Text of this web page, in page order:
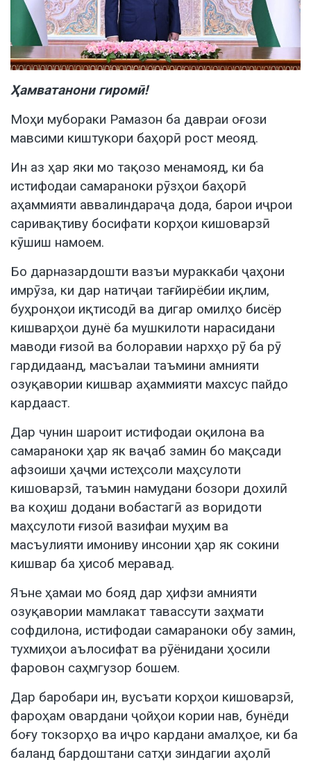
Ҳамватанони гиромӣ!
Моҳи мубораки Рамазон ба давраи оғози
мавсими киштукори баҳорӣ рост меояд.
Ин аз ҳар яки мо тақозо менамояд, ки ба
истифодаи самараноки рӯзҳои баҳорӣ
аҳаммияти аввалиндараҷа дода, барои иҷрои
саривақтиву босифати корҳои кишоварзӣ
кӯшиш намоем.
Бо дарназардошти вазъи мураккаби ҷаҳони
имрӯза, ки дар натиҷаи тағйирёбии иқлим,
буҳронҳои иқтисодӣ ва дигар омилҳо бисёр
кишварҳои дунё ба мушкилоти нарасидани
маводи ғизоӣ ва болоравии нархҳо рӯ ба рӯ
гардидаанд, масъалаи таъмини амнияти
озуқавории кишвар аҳаммияти махсус пайдо
кардааст.
Дар чунин шароит истифодаи оқилона ва
самараноки ҳар як ваҷаб замин бо мақсади
афзоиши ҳаҷми истеҳсоли маҳсулоти
кишоварзӣ, таъмин намудани бозори дохилӣ
ва коҳиш додани вобастагӣ аз воридоти
маҳсулоти ғизоӣ вазифаи муҳим ва
масъулияти имониву инсонии ҳар як сокини
кишвар ба ҳисоб меравад.
Яъне ҳамаи мо бояд дар ҳифзи амнияти
озуқавории мамлакат тавассути заҳмати
софдилона, истифодаи самараноки обу замин,
тухмиҳои аълосифат ва рӯёнидани ҳосили
фаровон саҳмгузор бошем.
Дар баробари ин, вусъати корҳои кишоварзӣ,
фароҳам овардани ҷойҳои кории нав, бунёди
боғу токзорҳо ва иҷро кардани амалҳое, ки ба
баланд бардоштани сатҳи зиндагии аҳолӣ